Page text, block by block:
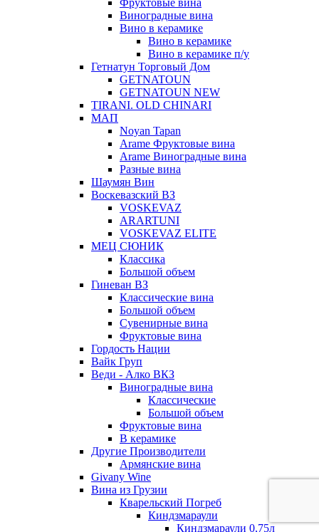
Фруктовые вина
Виноградные вина
Вино в керамике
Вино в керамике
Вино в керамике п/у
Гетнатун Торговый Дом
GETNATOUN
GETNATOUN NEW
TIRANI. OLD CHINARI
МАП
Noyan Tapan
Arame Фруктовые вина
Arame Виноградные вина
Разные вина
Шаумян Вин
Воскевазский ВЗ
VOSKEVAZ
ARARTUNI
VOSKEVAZ ELITE
МЕЦ СЮНИК
Классика
Большой объем
Гиневан ВЗ
Классические вина
Большой объем
Сувенирные вина
Фруктовые вина
Гордость Нации
Вайк Груп
Веди - Алко ВКЗ
Виноградные вина
Классические
Большой объем
Фруктовые вина
В керамике
Другие Производители
Армянские вина
Givany Wine
Вина из Грузии
Кварельский Погреб
Киндзмараули
Киндзмараули 0,75л